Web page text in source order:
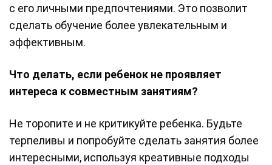
с его личными предпочтениями. Это позволит
сделать обучение более увлекательным и
эффективным.
Что делать, если ребенок не проявляет
интереса к совместным занятиям?
Не торопите и не критикуйте ребенка. Будьте
терпеливы и попробуйте сделать занятия более
интересными, используя креативные подходы